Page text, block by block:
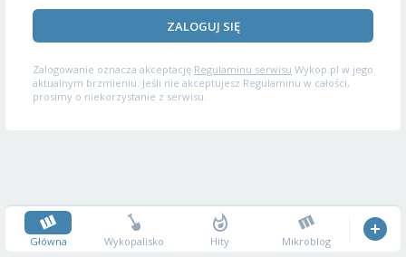
ZALOGUJ SIĘ
Zalogowanie oznacza akceptację Regulaminu serwisu Wykop.pl w jego
aktualnym brzmieniu. Jeśli nie akceptujesz Regulaminu w całości,
prosimy o niekorzystanie z serwisu.
Główna Wykopalisko Hity Mikroblog